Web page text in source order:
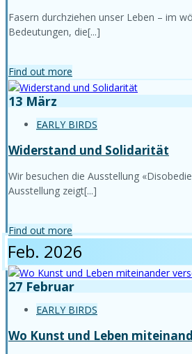
Fasern durchziehen unser Leben – im
Bedeutungen, die[...]
Find out more
13 März
EARLY BIRDS
Widerstand und Solidarität
Wir besuchen die Ausstellung
Ausstellung zeigt[...]
Find out more
Feb. 2026
27 Februar
EARLY BIRDS
Wo Kunst und Leben